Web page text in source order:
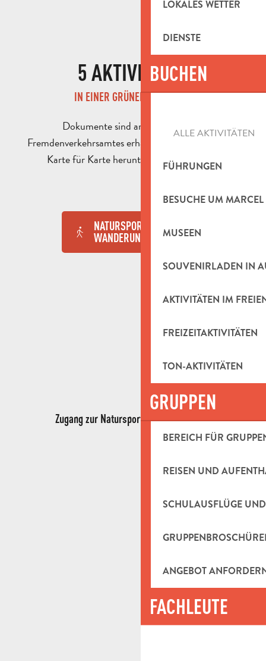
LOKALES WETTER
DIENSTE
BUCHEN
ALLE AKTIVITÄTEN
FÜHRUNGEN
BESUCHE UM
MUSEEN
SOUVENIRLADEN IN
AKTIVITÄTEN IM
FREIZEITAKTIVITÄTEN
TON-AKTIVITÄTEN
GRUPPEN
BEREICH FÜR
REISEN UND
SCHULAUSFLÜGE
ANGEBOT
FACHLEUTE
5 AKTIVITÄTEN
IN EINER GRÜNEN UMGEBUNG
Dokumente sind am Empfang des
Fremdenverkehrsamtes erhältlich oder können hier
Karte für Karte heruntergeladen werden :
NATURSPORTBASIS:
WANDERUNGEN
1MB
Zugang zur Natursportbasis La Coueste